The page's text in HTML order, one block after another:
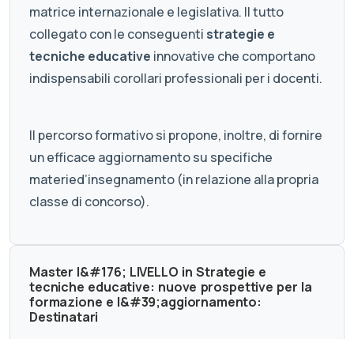
matrice internazionale e legislativa. Il tutto
collegato con le conseguenti strategie e
tecniche educative innovative che comportano
indispensabili corollari professionali per i docenti.
Il percorso formativo si propone, inoltre, di fornire
un efficace aggiornamento su specifiche
materied’insegnamento (in relazione alla propria
classe di concorso).
Master I&#176; LIVELLO in Strategie e
tecniche educative: nuove prospettive per la
formazione e l&#39;aggiornamento:
Destinatari